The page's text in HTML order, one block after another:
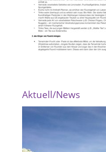
Aktuell/News